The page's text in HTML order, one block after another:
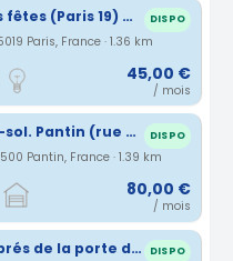
Parking place des fêtes (Paris 19) moto scooter 2 roues DISPO
Paris, France · 1.36 km
45,00 €
/ mois
PARKING 1er sous-sol. Pantin (rue Victor Hugo entre Eglise et Mairie) DISPO
Pantin, France · 1.39 km
80,00 €
/ mois
Parking à Pantin prés de la porte de Pantin Métro Hoche à 5 mns à pied de Paris , 1 minute de la piste cyclable Canal de l'Ourcq proche métro, tramway et gare RER et bus DISPO